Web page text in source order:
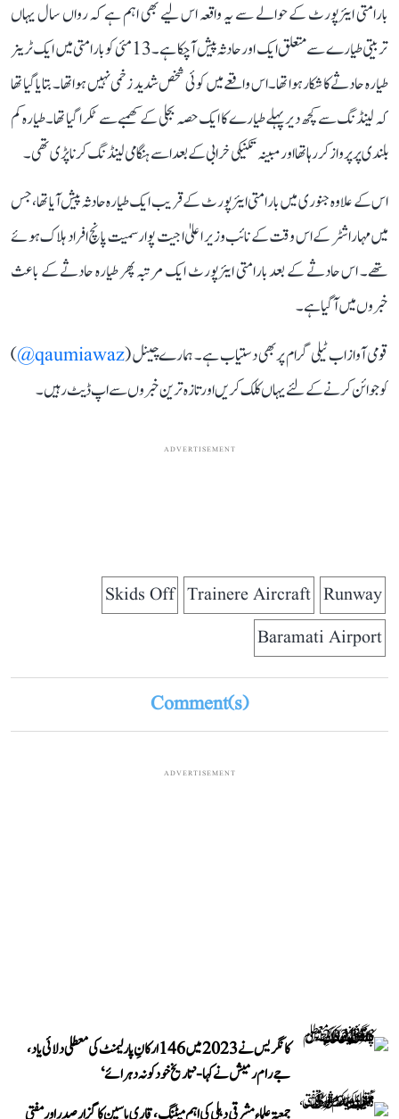
بارامتی ایئرپورٹ کے حوالے سے یہ واقعہ اس لیے بھی اہم ہے کہ رواں سال یہاں
تربیتی طیارے سے متعلق ایک اور حادثہ پیش آ چکا ہے۔ 13 مئی کو بارامتی میں ایک ٹرینر
طیارہ حادثے کا شکار ہوا تھا۔ اس واقعے میں کوئی شخص شدید زخمی نہیں ہوا تھا۔ بتایا گیا تھا
کہ لینڈنگ سے کچھ دیر پہلے طیارے کا ایک حصہ بجلی کے کھمبے سے ٹکرا گیا تھا۔ طیارہ کم
بلندی پر پرواز کر رہا تھا اور مبینہ تکنیکی خرابی کے بعد اسے ہنگامی لینڈنگ کرنا پڑی تھی۔
اس کے علاوہ جنوری میں بارامتی ایئرپورٹ کے قریب ایک طیارہ حادثہ پیش آیا تھا، جس
میں مہاراشٹر کے اس وقت کے نائب وزیر اعلیٰ اجیت پوار سمیت پانچ افراد ہلاک ہوئے
تھے۔ اس حادثے کے بعد بارامتی ایئرپورٹ ایک مرتبہ پھر طیارہ حادثے کے باعث
خبروں میں آ گیا ہے۔
قومی آواز اب ٹیلی گرام پر بھی دستیاب ہے۔ ہمارے چینل (qaumiawaz@
)
کو جوائن کرنے کے لئے یہاں کلک کریں اور تازہ ترین خبروں سے اپ ڈیٹ رہیں۔
ADVERTISEMENT
Runway
Trainere Aircraft
Skids Off
Baramati Airport
Comment(s)
ADVERTISEMENT
کانگریس نے 2023 میں 146 ارکانِ پارلیمنٹ کی معطلی دلائی یاد،
جے رام رمیش نے کہا- ’تاریخ خود کو نہ دہرائے‘